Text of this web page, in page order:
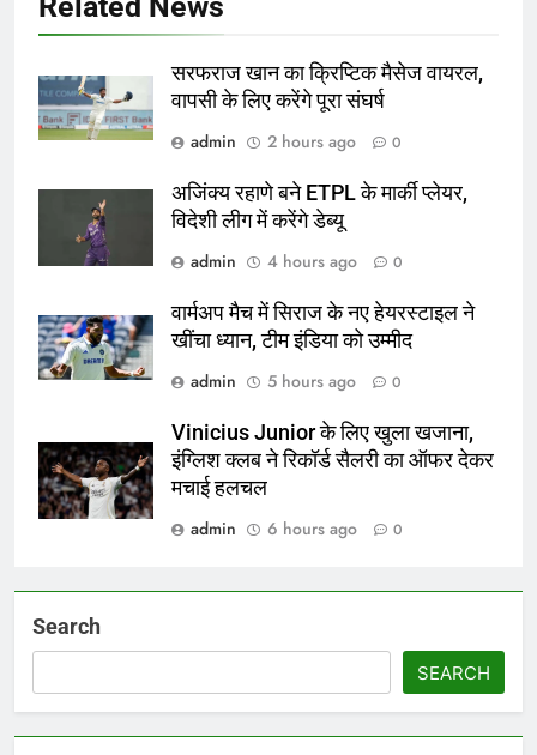
सरफराज खान का क्रिप्टिक मैसेज वायरल,
वापसी के लिए करेंगे पूरा संघर्ष
admin
2 hours ago 0
अजिंक्य रहाणे बने ETPL के मार्की प्लेयर,
विदेशी लीग में करेंगे डेब्यू
admin
4 hours ago 0
वार्मअप मैच में सिराज के नए हेयरस्टाइल ने
खींचा ध्यान, टीम इंडिया को उम्मीद
admin
5 hours ago 0
Vinicius Junior के लिए खुला खजाना,
इंग्लिश क्लब ने रिकॉर्ड सैलरी का ऑफर देकर
मचाई हलचल
admin
6 hours ago 0
Search
SEARCH